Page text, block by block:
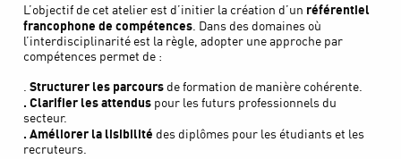
L’objectif de cet atelier est d’initier la création d’un référentiel
francophone de compétences. Dans des domaines où
l’interdisciplinarité est la règle, adopter une approche par
compétences permet de :
. Structurer les parcoursde formation de manière cohérente.
. Clarifier les attendus pour les futurs professionnels du
secteur.
. Améliorer la lisibilité des diplômes pour les étudiants et les
recruteurs.